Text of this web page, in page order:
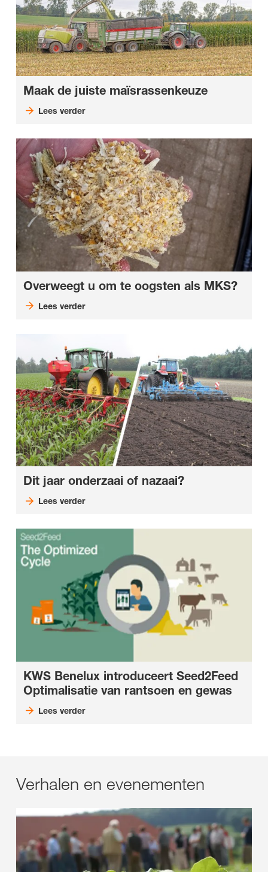
Maak de juiste maïsrassenkeuze
Lees verder
Overweegt u om te oogsten als MKS?
Lees verder
Dit jaar onderzaai of nazaai?
Lees verder
KWS Benelux introduceert Seed2Feed
Optimalisatie van rantsoen en gewas
Lees verder
Verhalen en evenementen